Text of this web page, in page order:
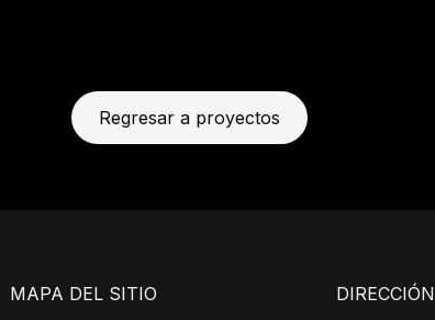
Regresar a proyectos
MAPA DEL SITIO DIRECCIÓN